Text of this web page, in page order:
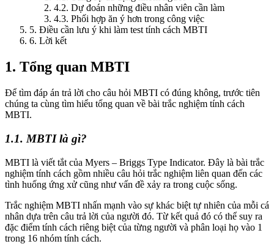
4.2. Dự đoán những điều nhân viên cần làm
4.3. Phối hợp ăn ý hơn trong công việc
5. Điều cần lưu ý khi làm test tính cách MBTI
6. Lời kết
1. Tổng quan MBTI
Để tìm đáp án trả lời cho câu hỏi MBTI có đúng không, trước tiên
chúng ta cùng tìm hiểu tổng quan về bài trắc nghiệm tính cách
MBTI.
1.1. MBTI là gì?
MBTI là viết tắt của Myers – Briggs Type Indicator. Đây là bài trắc
nghiệm tính cách gồm nhiều câu hỏi trắc nghiệm liên quan đến các
tình huống ứng xử cũng như vấn đề xảy ra trong cuộc sống.
Trắc nghiệm MBTI nhấn mạnh vào sự khác biệt tự nhiên của mỗi cá
nhân dựa trên câu trả lời của người đó. Từ kết quả đó có thể suy ra
đặc điểm tính cách riêng biệt của từng người và phân loại họ vào 1
trong 16 nhóm tính cách.